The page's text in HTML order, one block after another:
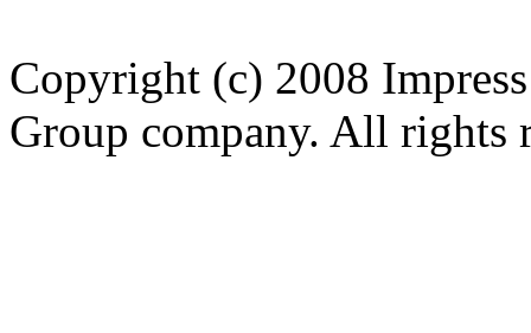
Copyright (c) 2008
Group company. All rights